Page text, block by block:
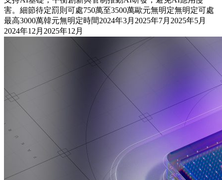
害。細節待定罰則可處750萬至3500萬歐元無明定無明定可處
最高3000萬韓元無明定時間2024年3月2025年7月2025年5月
2024年12月2025年12月